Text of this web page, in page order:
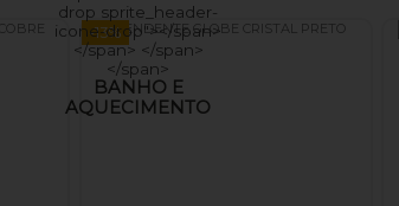
BANHO E
AQUECIMENTO
-13%